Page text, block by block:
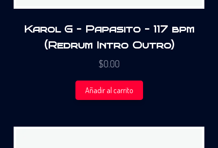
Karol G – Papasito – 117 bpm
(Redrum Intro Outro)
$0.00
Añadir al carrito